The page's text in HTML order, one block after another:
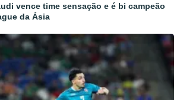
vence time sensação e é bi campeão
da Ásia